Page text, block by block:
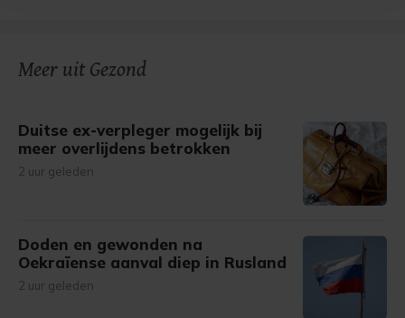
Meer uit Gezond
Duitse ex-verpleger mogelijk bij
meer overlijdens betrokken
2 uur geleden
Doden en gewonden na
Oekraïense aanval diep in Rusland
2 uur geleden